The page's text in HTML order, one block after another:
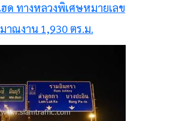
ฮด ทางหลวงพิเศษหมายเลข
าณงาน 1,930 ตร.ม.